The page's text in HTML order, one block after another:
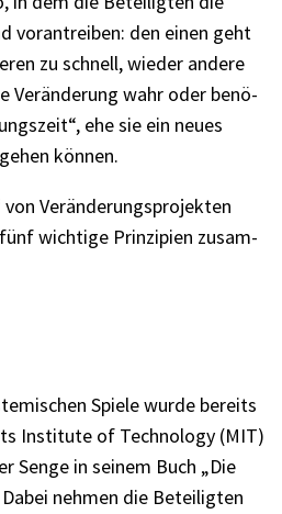
voran­trei­ben: den einen geht
zu schnell, wieder andere
Verän­de­rung wahr oder benö­
ehe sie ein neues
können.
Verän­de­rungs­pro­jek­ten
wich­tige Prin­zi­pien zusam­
Spiele wurde bereits
Insti­tute of Tech­no­logy (MIT)
Senge in seinem Buch „Die
nehmen die Betei­lig­ten